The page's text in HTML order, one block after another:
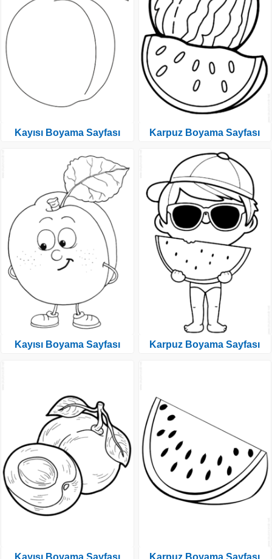
Kayısı Boyama Sayfası
Kayısı Boyama Sayfası
Kayısı Boyama Sayfası
Karpuz Boyama Sayfası
Karpuz Boyama Sayfası
Karpuz Boyama Sayfası